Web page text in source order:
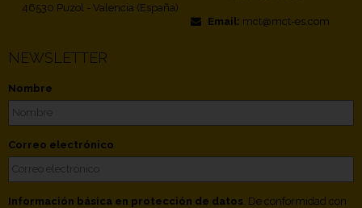
46530 Puzol - Valencia (España)
Email: mct@mct-es.com
NEWSLETTER
Nombre
Correo electrónico
Información básica en protección de datos . De conformidad con